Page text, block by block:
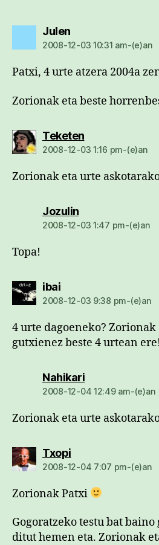
Julendio:
2008-12-03 10:31 am-(e)an
Patxi, 4 urte atzera 2004a
Zorionak eta beste
Teketendio:
2008-12-03 1:16 pm-(e)an
Zorionak eta urte
Jozulindio:
2008-12-03 1:47 pm-(e)an
Topa!
ibaidio:
2008-12-03 9:38 pm-(e)an
4 urte dagoeneko?
gutxienez beste 4 urtean ere!
Nahikaridio:
2008-12-04 12:49 am-(e)an
Zorionak eta urte
Txopidio:
2008-12-04 7:07 pm-(e)an
Zorionak Patxi
Gogoratzeko testu bat
ditut hemen eta. Zorionak